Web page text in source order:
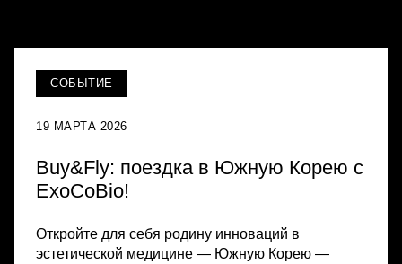
СОБЫТИЕ
19 МАРТА 2026
Buy&Fly: поездка в Южную Корею с
ExoCoBio!
Откройте для себя родину инноваций в
эстетической медицине — Южную Корею —